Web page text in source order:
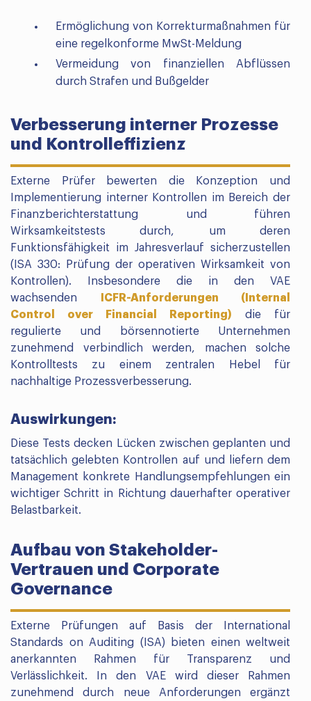
Ermöglichung von Korrekturmaßnahmen für
eine regelkonforme MwSt-Meldung
Vermeidung von finanziellen Abflüssen
durch Strafen und Bußgelder
Verbesserung interner Prozesse
und Kontrolleffizienz
Externe Prüfer bewerten die Konzeption und
Implementierung interner Kontrollen im Bereich der
Finanzberichterstattung und führen
Wirksamkeitstests durch, um deren
Funktionsfähigkeit im Jahresverlauf sicherzustellen
(ISA 330: Prüfung der operativen Wirksamkeit von
Kontrollen). Insbesondere die in den VAE
wachsenden
ICFR-Anforderungen (Internal
Control over Financial Reporting) die für
regulierte und börsennotierte Unternehmen
zunehmend verbindlich werden, machen solche
Kontrolltests zu einem zentralen Hebel für
nachhaltige Prozessverbesserung.
Auswirkungen:
Diese Tests decken Lücken zwischen geplanten und
tatsächlich gelebten Kontrollen auf und liefern dem
Management konkrete Handlungsempfehlungen ein
wichtiger Schritt in Richtung dauerhafter operativer
Belastbarkeit.
Aufbau von Stakeholder-
Vertrauen und Corporate
Governance
Externe Prüfungen auf Basis der International
Standards on Auditing (ISA) bieten einen weltweit
anerkannten Rahmen für Transparenz und
Verlässlichkeit. In den VAE wird dieser Rahmen
zunehmend durch neue Anforderungen ergänzt